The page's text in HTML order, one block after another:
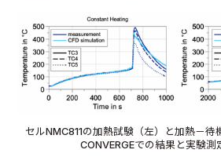
セルNMC811の加熱試験（左）と加熱－待
CONVERGEでの結果と実験測